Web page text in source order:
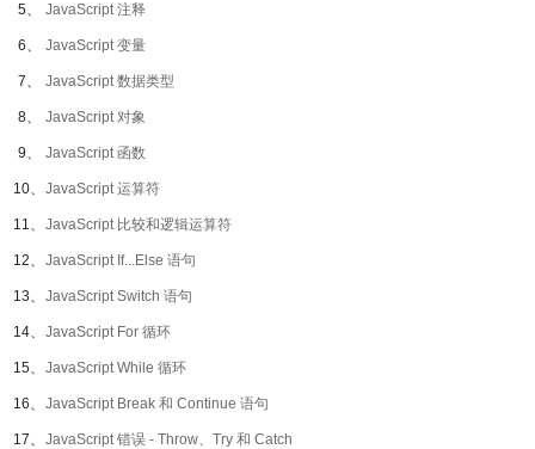
5、 JavaScript 注释
6、 JavaScript 变量
7、 JavaScript 数据类型
8、 JavaScript 对象
9、 JavaScript 函数
10、 JavaScript 运算符
11、 JavaScript 比较和逻辑运算符
12、 JavaScript If...Else 语句
13、 JavaScript Switch 语句
14、 JavaScript For 循环
15、 JavaScript While 循环
16、 JavaScript Break 和 Continue 语句
17、 JavaScript 错误 - Throw、Try 和 Catch